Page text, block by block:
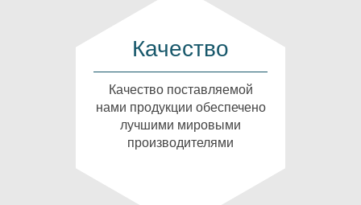
Качество
Качество поставляемой
нами продукции обеспечено
лучшими мировыми
производителями